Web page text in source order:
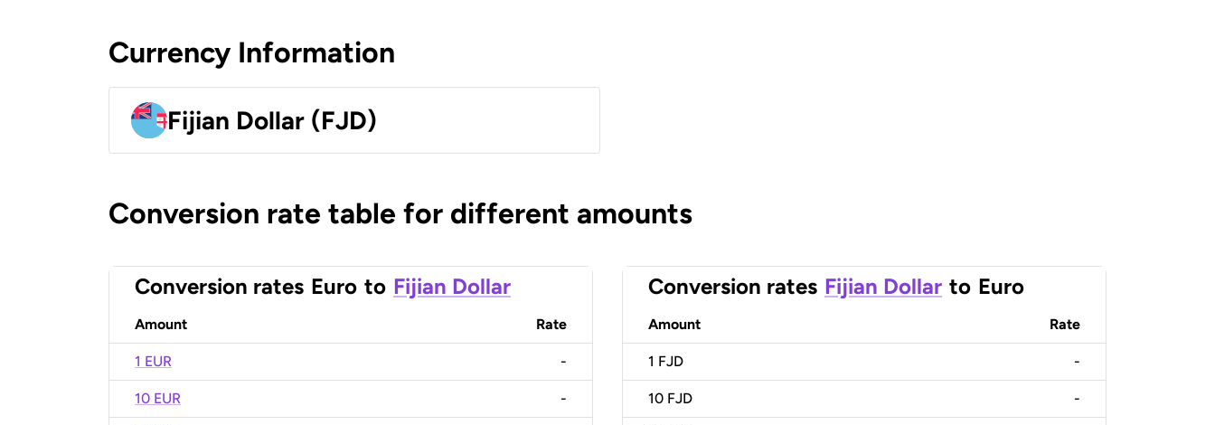
Currency Information
Fijian Dollar (FJD)
Conversion rate table for different amounts
Conversion rates Euro to Fijian Dollar
Amount Rate
1 EUR -
10 EUR -
Conversion rates Fijian Dollar to Euro
Amount Rate
1 FJD -
10 FJD -